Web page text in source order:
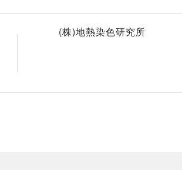
(株)地熱染色研究所